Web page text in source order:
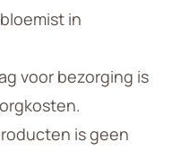
in
voor bezorging is
is geen